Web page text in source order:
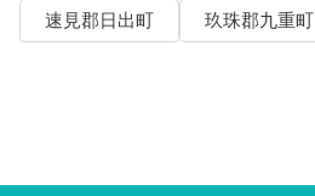
速見郡日出町
玖珠郡九重町